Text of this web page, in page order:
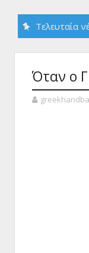
Τελευταία
Όταν ο